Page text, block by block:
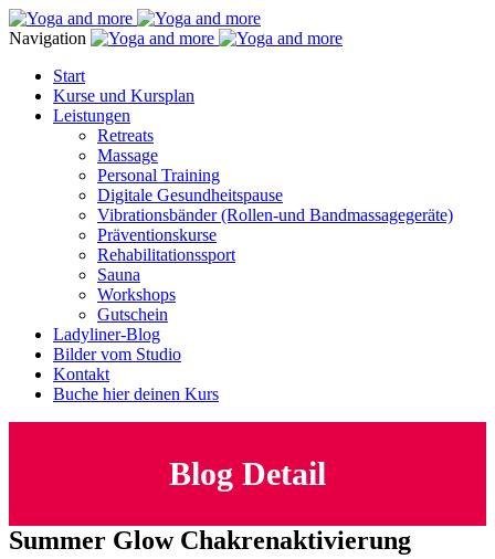
Navigation
Start
Kurse und Kursplan
Leistungen
Retreats
Massage
Personal Training
Digitale Gesundheitspause
Vibrationsbänder (Rollen-und Bandmassagegeräte)
Präventionskurse
Rehabilitationssport
Sauna
Workshops
Gutschein
Ladyliner-Blog
Bilder vom Studio
Kontakt
Buche hier deinen Kurs
Blog Detail
Summer Glow Chakrenaktivierung